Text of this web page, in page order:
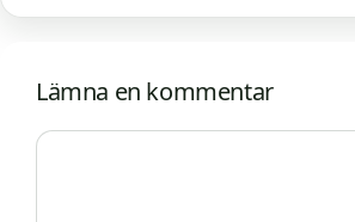
Lämna en kommentar
Kommentar